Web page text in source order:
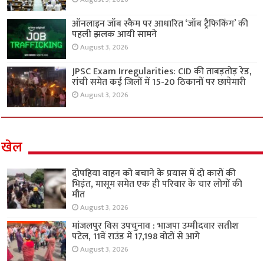
ऑनलाइन जॉब स्कैम पर आधारित ‘जॉब ट्रैफिकिंग’ की
पहली झलक आयी सामने
August 3, 2026
JPSC Exam Irregularities: CID की ताबड़तोड़ रेड,
रांची समेत कई जिलों में 15-20 ठिकानों पर छापेमारी
August 3, 2026
खेल
दोपहिया वाहन को बचाने के प्रयास में दो कारों की
भिड़ंत, मासूम समेत एक ही परिवार के चार लोगों की
मौत
August 3, 2026
मांजलपुर विस उपचुनाव : भाजपा उम्मीदवार सतीश
पटेल, 11वें राउंड में 17,198 वोटों से आगे
August 3, 2026